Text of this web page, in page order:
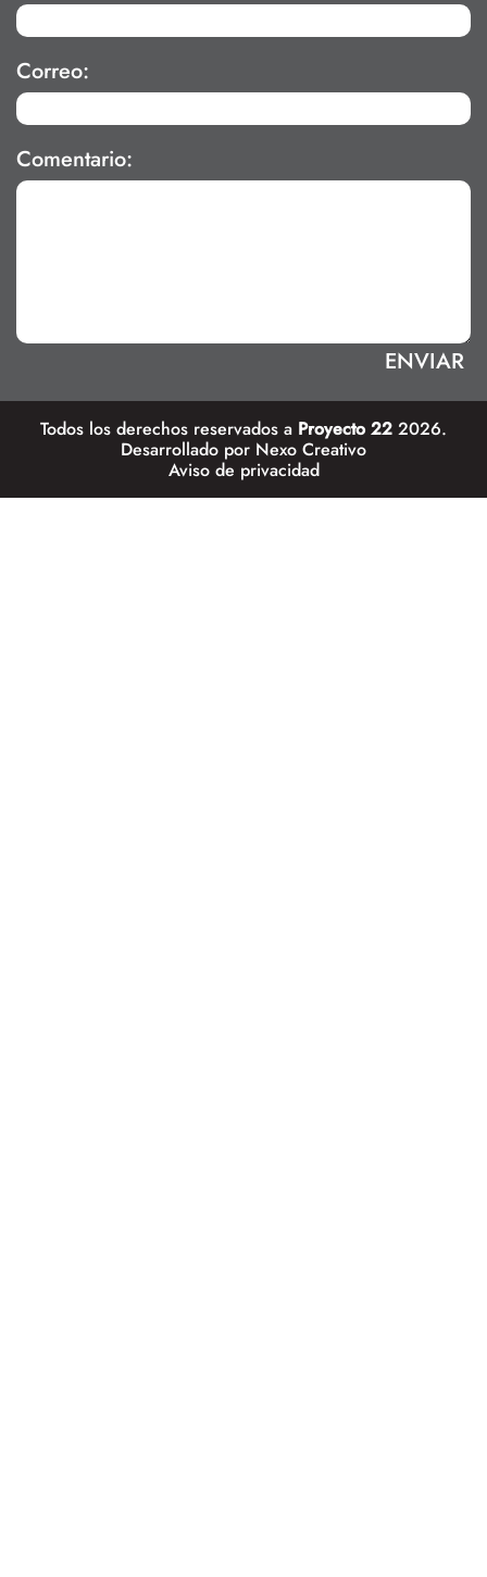
Correo:
Comentario:
Todos los derechos reservados a Proyecto 22 2026.
Desarrollado por Nexo Creativo
Aviso de privacidad